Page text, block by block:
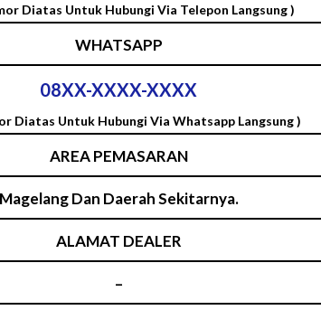
Diatas Untuk Hubungi Via Telepon Langsung )
WHATSAPP
08XX-XXXX-XXXX
Diatas Untuk Hubungi Via Whatsapp Langsung )
AREA PEMASARAN
Magelang Dan Daerah Sekitarnya.
ALAMAT DEALER
–